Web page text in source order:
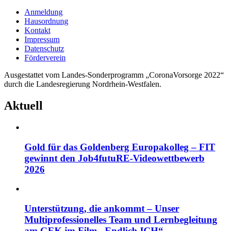
Anmeldung
Hausordnung
Kontakt
Impressum
Datenschutz
Förderverein
Ausgestattet vom Landes-Sonderprogramm „CoronaVorsorge 2022“
durch die Landesregierung Nordrhein-Westfalen.
Aktuell
Gold für das Goldenberg Europakolleg – FIT
gewinnt den Job4futuRE-Videowettbewerb
2026
Unterstützung, die ankommt – Unser
Multiprofessionelles Team und Lernbegleitung